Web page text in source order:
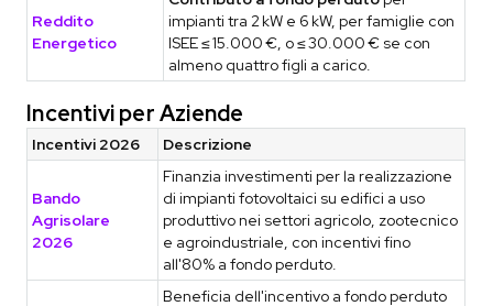
Reddito
Energetico
impianti tra 2 kW e 6 kW, per famiglie con
ISEE ≤ 15.000 €, o ≤ 30.000 € se con
almeno quattro figli a carico.
Incentivi per Aziende
Incentivi 2026 Descrizione
Bando
Agrisolare
2026
Finanzia investimenti per la realizzazione
di impianti fotovoltaici su edifici a uso
produttivo nei settori agricolo, zootecnico
e agroindustriale, con incentivi fino
all'80% a fondo perduto.
Beneficia dell'incentivo a fondo perduto